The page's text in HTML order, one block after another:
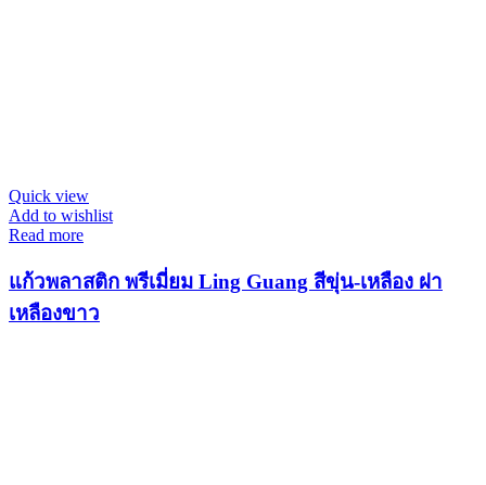
Quick view
Add to wishlist
Read more
แก้วพลาสติก พรีเมี่ยม Ling Guang สีขุ่น-เหลือง ฝา
เหลืองขาว